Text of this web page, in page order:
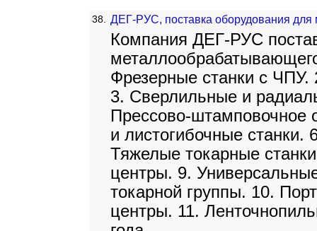
38. ДЕГ-РУС, поставка оборудования для
Компания ДЕГ-РУС
Фрезерные станки с ЧПУ.
3. Сверлильные и
Прессово-штамповочное
и листогибочные
Тяжелые токарные
центры. 9.
токарной группы. 10.
центры. 11.